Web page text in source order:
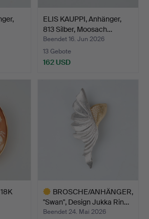
ELIS KAUPPI, Anhänger,
813 Silber, Moosach…
Beendet 16. Jun 2026
13 Gebote
162 USD
BROSCHE/ANHÄNGER,
"Swan", Design Jukka Rin…
Beendet 24. Mai 2026